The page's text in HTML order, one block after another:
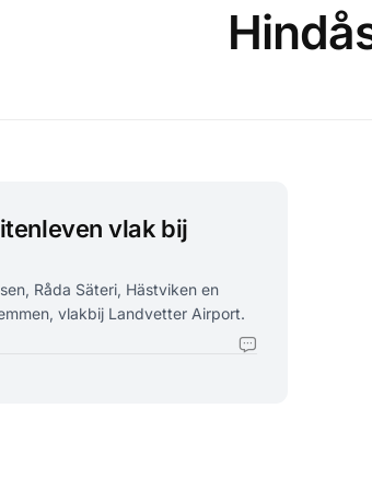
vlak bij
Råda Säteri, Hästviken en
vlakbij Landvetter Airport.